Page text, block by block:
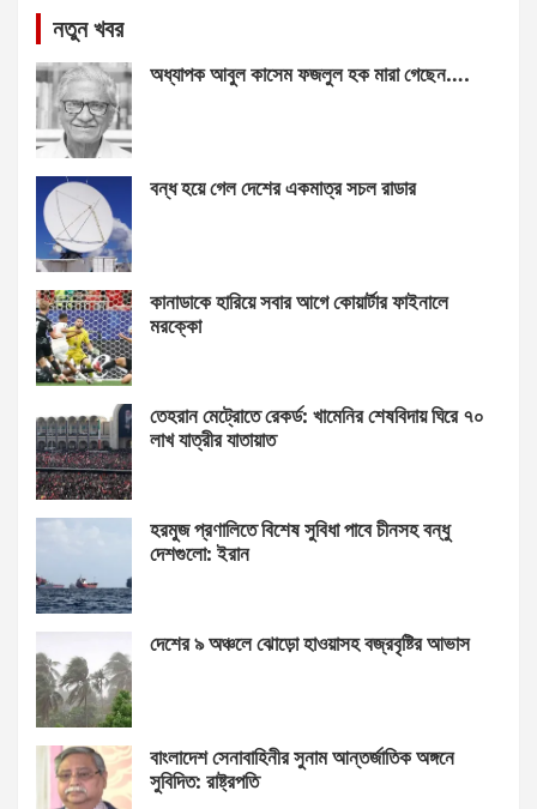
নতুন খবর
অধ্যাপক আবুল কাসেম ফজলুল হক মারা গেছেন….
বন্ধ হয়ে গেল দেশের একমাত্র সচল রাডার
কানাডাকে হারিয়ে সবার আগে কোয়ার্টার ফাইনালে
মরক্কো
তেহরান মেট্রোতে রেকর্ড: খামেনির শেষবিদায় ঘিরে ৭০
লাখ যাত্রীর যাতায়াত
হরমুজ প্রণালিতে বিশেষ সুবিধা পাবে চীনসহ বন্ধু
দেশগুলো: ইরান
দেশের ৯ অঞ্চলে ঝোড়ো হাওয়াসহ বজ্রবৃষ্টির আভাস
বাংলাদেশ সেনাবাহিনীর সুনাম আন্তর্জাতিক অঙ্গনে
সুবিদিত: রাষ্ট্রপতি